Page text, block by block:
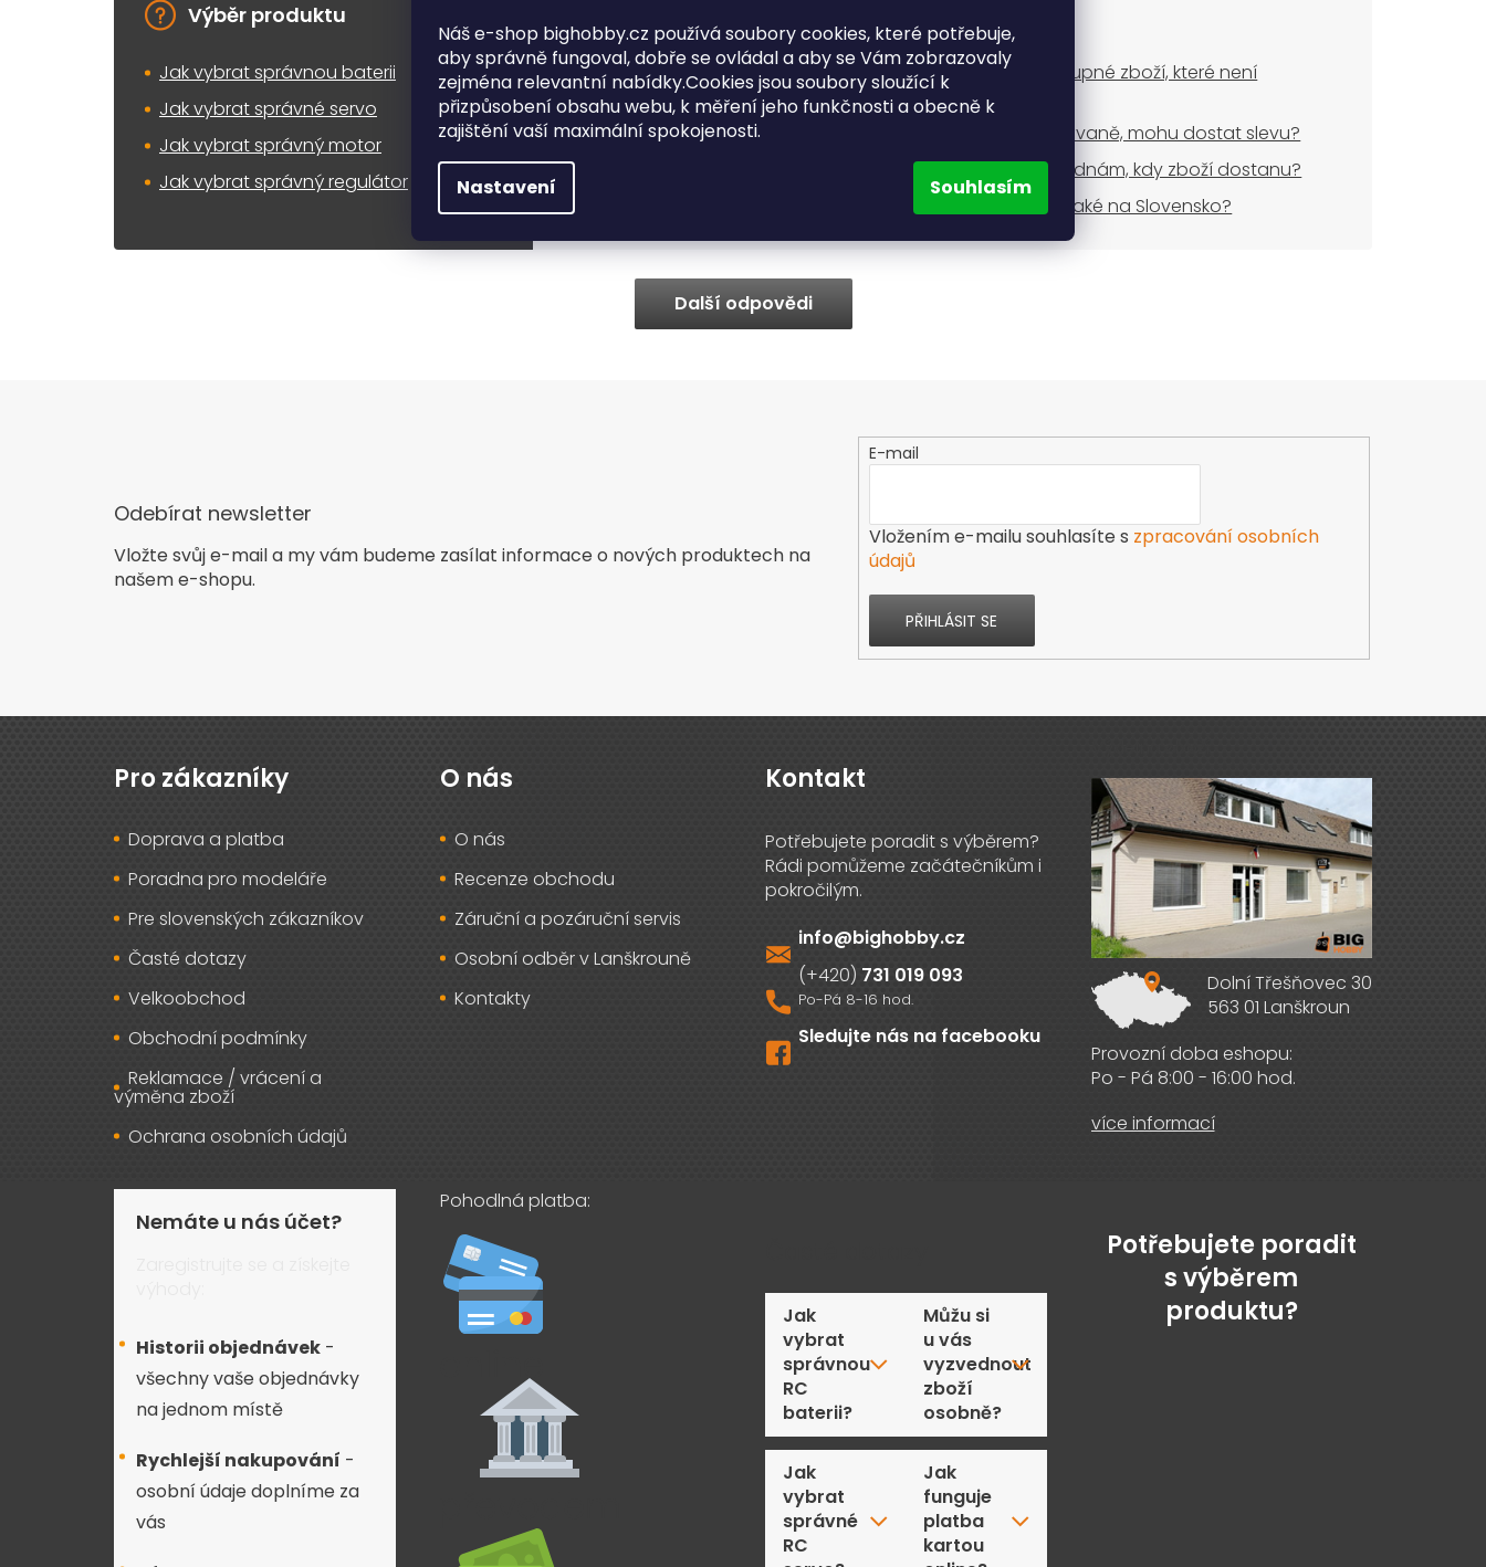
Náš e-shop bighobby.cz používá soubory cookies, které potřebuje,
aby správně fungoval, dobře se ovládal a aby se Vám zobrazovaly
zejména relevantní nabídky.Cookies jsou soubory sloužící k
přizpůsobení obsahu webu, k měření jeho funkčnosti a obecně k
zajištění vaší maximální spokojenosti.
Nastavení Souhlasím
Výběr produktu
Jak vybrat správnou baterii
Jak vybrat správné servo
Jak vybrat správný motor
Jak vybrat správný regulátor
Jak mám postupovat při reklamaci?
Můžu si u Vás vyzvednout zboží
osobně?
Kdy bude dostupné zboží, které není
skladem?
Nakupuji opakovaně, mohu dostat slevu?
Když dnes objednám, kdy zboží dostanu?
Zasíláte zboží také na Slovensko?
Další odpovědi
Odebírat newsletter
Vložte svůj e-mail a my vám budeme zasílat informace o nových produktech na
našem e-shopu.
E-mail
Vložením e-mailu souhlasíte s zpracování osobních
údajů
PŘIHLÁSIT SE
Z
Pro zákazníky
Doprava a platba
Poradna pro modeláře
Pre slovenských zákazníkov
Časté dotazy
Velkoobchod
Obchodní podmínky
Reklamace / vrácení a
výměna zboží
Ochrana osobních údajů
O nás
O nás
Recenze obchodu
Záruční a pozáruční servis
Osobní odběr v Lanškrouně
Kontakty
Kontakt
info@bighobby.cz
731 019 093
Sledujte nás na facebooku
Dolní Třešňovec 30
563 01 Lanškroun
Provozní doba eshopu:
Po - Pá 8:00 - 16:00 hod.
více informací
Nemáte u nás účet?
Historii objednávek -
všechny vaše objednávky
na jednom místě
Rychlejší nakupování -
osobní údaje doplníme za
vás
Pohodlná platba:
Jak
vybrat
správnou
RC
baterii?
Jak
vybrat
správné
RC
Můžu si
u vás
vyzvednout
zboží
osobně?
Jak
funguje
platba
kartou
Potřebujete poradit
s výběrem
produktu?